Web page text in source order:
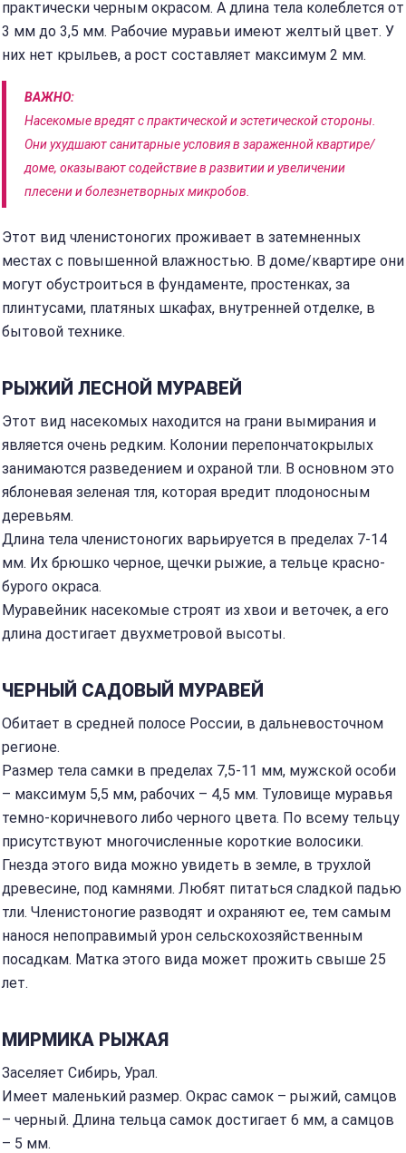
практически черным окрасом. А длина тела колеблется от
3 мм до 3,5 мм. Рабочие муравьи имеют желтый цвет. У
них нет крыльев, а рост составляет максимум 2 мм.
ВАЖНО:
Насекомые вредят с практической и эстетической стороны.
Они ухудшают санитарные условия в зараженной квартире/
доме, оказывают содействие в развитии и увеличении
плесени и болезнетворных микробов.
Этот вид членистоногих проживает в затемненных
местах с повышенной влажностью. В доме/квартире они
могут обустроиться в фундаменте, простенках, за
плинтусами, платяных шкафах, внутренней отделке, в
бытовой технике.
РЫЖИЙ ЛЕСНОЙ МУРАВЕЙ
Этот вид насекомых находится на грани вымирания и
является очень редким. Колонии перепончатокрылых
занимаются разведением и охраной тли. В основном это
яблоневая зеленая тля, которая вредит плодоносным
деревьям.
Длина тела членистоногих варьируется в пределах 7-14
мм. Их брюшко черное, щечки рыжие, а тельце красно-
бурого окраса.
Муравейник насекомые строят из хвои и веточек, а его
длина достигает двухметровой высоты.
ЧЕРНЫЙ САДОВЫЙ МУРАВЕЙ
Обитает в средней полосе России, в дальневосточном
регионе.
Размер тела самки в пределах 7,5-11 мм, мужской особи
– максимум 5,5 мм, рабочих – 4,5 мм. Туловище муравья
темно-коричневого либо черного цвета. По всему тельцу
присутствуют многочисленные короткие волосики.
Гнезда этого вида можно увидеть в земле, в трухлой
древесине, под камнями. Любят питаться сладкой падью
тли. Членистоногие разводят и охраняют ее, тем самым
нанося непоправимый урон сельскохозяйственным
посадкам. Матка этого вида может прожить свыше 25
лет.
МИРМИКА РЫЖАЯ
Заселяет Сибирь, Урал.
Имеет маленький размер. Окрас самок – рыжий, самцов
– черный. Длина тельца самок достигает 6 мм, а самцов
– 5 мм.